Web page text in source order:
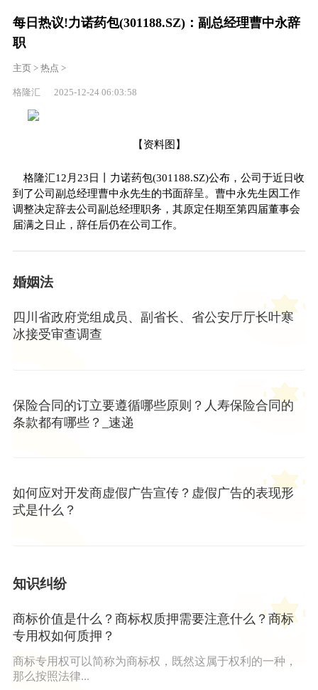
每日热议!力诺药包(301188.SZ)：副总经理曹中永辞
职
主页> 热点 >
格隆汇 2025-12-24 06:03:58
【资料图】
格隆汇12月23日丨力诺药包(301188.SZ)公布，公司于近日收
到了公司副总经理曹中永先生的书面辞呈。曹中永先生因工作
调整决定辞去公司副总经理职务，其原定任期至第四届董事会
届满之日止，辞任后仍在公司工作。
婚姻法
四川省政府党组成员、副省长、省公安厅厅长叶寒
冰接受审查调查
保险合同的订立要遵循哪些原则？人寿保险合同的
条款都有哪些？_速递
如何应对开发商虚假广告宣传？虚假广告的表现形
式是什么？
知识纠纷
商标价值是什么？商标权质押需要注意什么？商标
专用权如何质押？
商标专用权可以简称为商标权，既然这属于权利的一种，
那么按照法律...